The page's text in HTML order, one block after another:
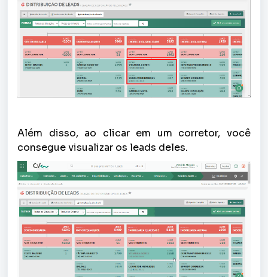
Além disso, ao clicar em um corretor, você
consegue visualizar os leads deles.